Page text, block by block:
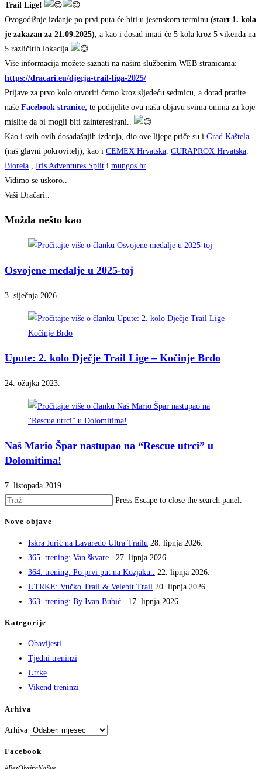
Trail Lige!
Ovogodišnje izdanje po prvi puta će biti u jesenskom terminu (start 1. kola
je zakazan za 21.09.2025), a kao i dosad imati će 5 kola kroz 5 vikenda na
5 različitih lokacija
Više informacija možete saznati na našim službenim WEB stranicama:
https://dracari.eu/djecja-trail-liga-2025/
Prijave za prvo kolo otvoriti ćemo kroz sljedeću sedmicu, a dotad pratite
naše Facebook stranice, te podijelite ovu našu objavu svima onima za koje
mislite da bi mogli biti zainteresirani..
Kao i svih ovih dosadašnjih izdanja, dio ove lijepe priče su i Grad Kaštela
(naš glavni pokrovitelj), kao i CEMEX Hrvatska, CURAPROX Hrvatska,
Biorela , Iris Adventures Split i mungos.hr.
Vidimo se uskoro..
Vaši Dračari..
Možda nešto kao
Osvojene medalje u 2025-toj
3. siječnja 2026.
Upute: 2. kolo Dječje Trail Lige – Kočinje Brdo
24. ožujka 2023.
Naš Mario Špar nastupao na “Rescue utrci” u
Dolomitima!
7. listopada 2019.
Press Escape to close the search panel.
Nove objave
Iskra Jurić na Lavaredo Ultra Trailu 28. lipnja 2026.
365. trening: Van škvare..
27. lipnja 2026.
364. trening: Po prvi put na Kozjaku..
22. lipnja 2026.
UTRKE: Vučko Trail & Velebit Trail 20. lipnja 2026.
363. trening: By Ivan Bubić..
17. lipnja 2026.
Kategorije
Obavijesti
Tjedni treninzi
Utrke
Vikend treninzi
Arhiva
Arhiva
Facebook